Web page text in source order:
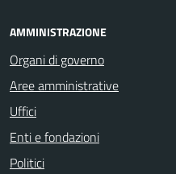
AMMINISTRAZIONE
Organi di governo
Aree amministrative
Uffici
Enti e fondazioni
Politici